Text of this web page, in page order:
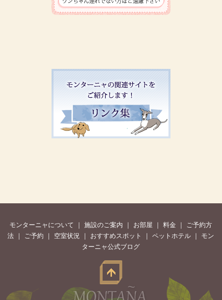
モンターニャについて ｜施設のご案内 ｜ お部屋 ｜料金 ｜ ご予約方
法 ｜ ご予約 ｜ 空室状況 ｜ おすすめスポット ｜ペットホテル ｜ モン
ターニャ公式ブログ